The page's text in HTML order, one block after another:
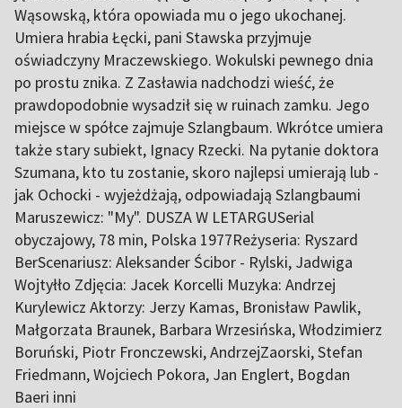
Wąsowską, która opowiada mu o jego ukochanej.
Umiera hrabia Łęcki, pani Stawska przyjmuje
oświadczyny Mraczewskiego. Wokulski pewnego dnia
po prostu znika. Z Zasławia nadchodzi wieść, że
prawdopodobnie wysadził się w ruinach zamku. Jego
miejsce w spółce zajmuje Szlangbaum. Wkrótce umiera
także stary subiekt, Ignacy Rzecki. Na pytanie doktora
Szumana, kto tu zostanie, skoro najlepsi umierają lub -
jak Ochocki - wyjeżdżają, odpowiadają Szlangbaumi
Maruszewicz: "My". DUSZA W LETARGUSerial
obyczajowy, 78 min, Polska 1977Reżyseria: Ryszard
BerScenariusz: Aleksander Ścibor - Rylski, Jadwiga
Wojtyłło Zdjęcia: Jacek Korcelli Muzyka: Andrzej
Kurylewicz Aktorzy: Jerzy Kamas, Bronisław Pawlik,
Małgorzata Braunek, Barbara Wrzesińska, Włodzimierz
Boruński, Piotr Fronczewski, AndrzejZaorski, Stefan
Friedmann, Wojciech Pokora, Jan Englert, Bogdan
Baeri inni